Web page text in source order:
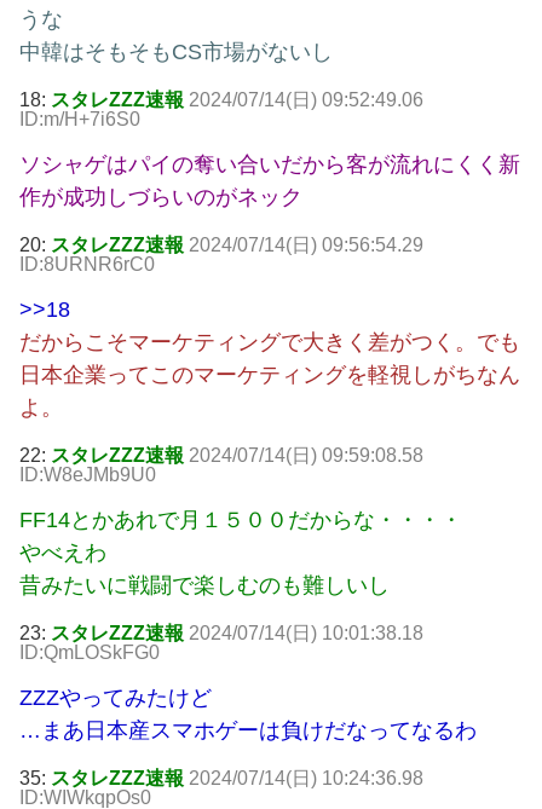
うな
中韓はそもそもCS市場がないし
18: スタレZZZ速報 2024/07/14(日) 09:52:49.06
ID:m/H+7i6S0
ソシャゲはパイの奪い合いだから客が流れにくく新
作が成功しづらいのがネック
20: スタレZZZ速報 2024/07/14(日) 09:56:54.29
ID:8URNR6rC0
>>18
だからこそマーケティングで大きく差がつく。でも
日本企業ってこのマーケティングを軽視しがちなん
よ。
22: スタレZZZ速報 2024/07/14(日) 09:59:08.58
ID:W8eJMb9U0
FF14とかあれで月１５００だからな・・・・
やべえわ
昔みたいに戦闘で楽しむのも難しいし
23: スタレZZZ速報 2024/07/14(日) 10:01:38.18
ID:QmLOSkFG0
ZZZやってみたけど
…まあ日本産スマホゲーは負けだなってなるわ
35: スタレZZZ速報 2024/07/14(日) 10:24:36.98
ID:WIWkqpOs0